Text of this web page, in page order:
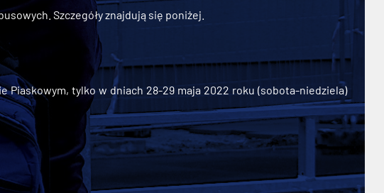
Szczegóły znajdują się poniżej.
Piaskowym, tylko w dniach 28-29 maja 2022 roku (sobota-niedziela)